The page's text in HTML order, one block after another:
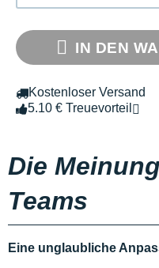
IN DEN
Kostenloser Versand
5.10 € Treuevorteil
Die
Teams
Eine unglaubliche